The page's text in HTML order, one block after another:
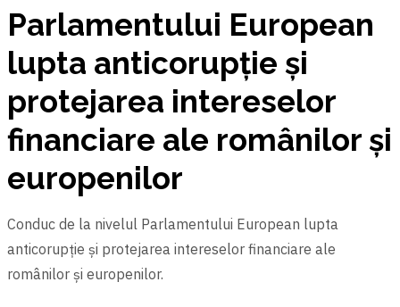
Parlamentului European
lupta anticorupție și
protejarea intereselor
financiare ale românilor și
europenilor
Conduc de la nivelul Parlamentului European lupta
anticorupție și protejarea intereselor financiare ale
românilor și europenilor.